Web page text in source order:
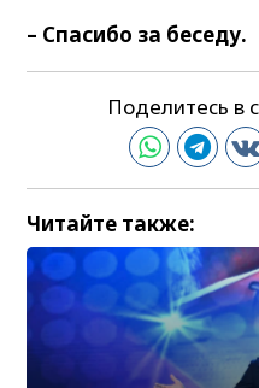
– Спасибо за беседу.
Поделитесь в
Читайте также: